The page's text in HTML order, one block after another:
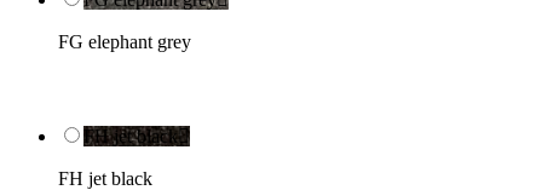
FG elephant grey
FH jet black
FH jet black